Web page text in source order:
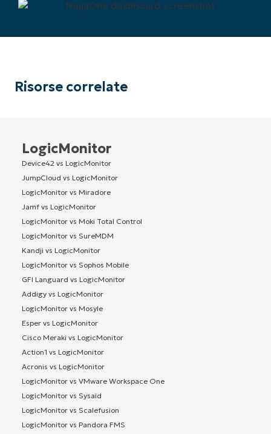
Risorse correlate
LogicMonitor
Device42 vs LogicMonitor
JumpCloud vs LogicMonitor
LogicMonitor vs Miradore
Jamf vs LogicMonitor
LogicMonitor vs Moki Total Control
LogicMonitor vs SureMDM
Kandji vs LogicMonitor
LogicMonitor vs Sophos Mobile
GFI Languard vs LogicMonitor
Addigy vs LogicMonitor
LogicMonitor vs Mosyle
Esper vs LogicMonitor
Cisco Meraki vs LogicMonitor
Action1 vs LogicMonitor
Acronis vs LogicMonitor
LogicMonitor vs VMware Workspace One
LogicMonitor vs Sysaid
LogicMonitor vs Scalefusion
LogicMonitor vs Pandora FMS